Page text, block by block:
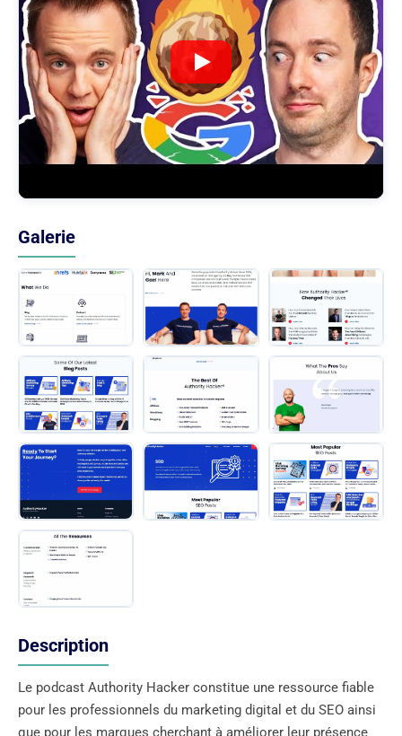
Galerie
Description
Le podcast Authority Hacker constitue une ressource fiable
pour les professionnels du marketing digital et du SEO ainsi
que pour les marques cherchant à améliorer leur présence